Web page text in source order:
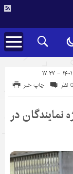
چاپ خبر 0 نظر
نمایندگان در